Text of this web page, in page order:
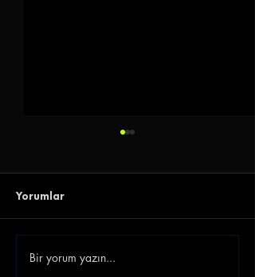
Gençlerbirliği Gökhan
Yorumlar
Bir yorum yazın...